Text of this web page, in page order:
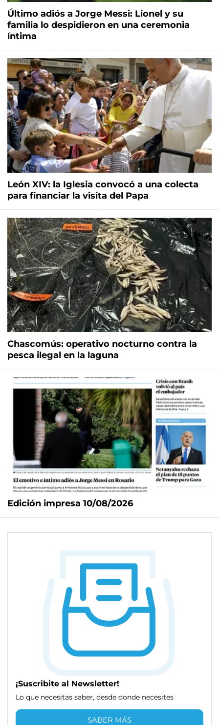
Último adiós a Jorge Messi: Lionel y su
familia lo despidieron en una ceremonia
íntima
León XIV: la Iglesia convocó a una colecta
para financiar la visita del Papa
Chascomús: operativo nocturno contra la
pesca ilegal en la laguna
Edición impresa 10/08/2026
¡Suscribite al Newsletter!
Lo que necesitas saber, desde donde necesites
SABER MÁS